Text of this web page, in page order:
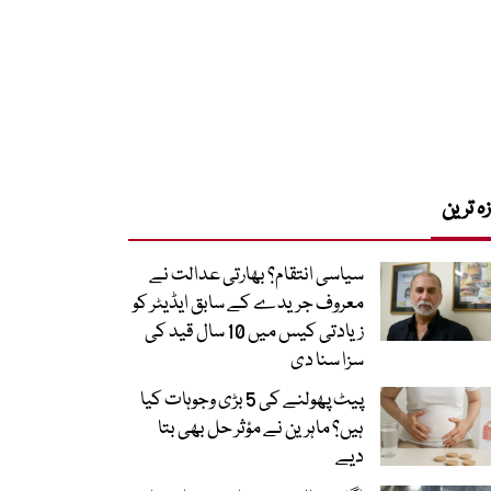
ترین
سیاسی انتقام؟ بھارتی عدالت نے
معروف جریدے کے سابق ایڈیٹر کو
زیادتی کیس میں 10 سال قید کی
سزا سنا دی
پیٹ پھولنے کی 5 بڑی وجوہات کیا
ہیں؟ ماہرین نے مؤثر حل بھی بتا
دیے